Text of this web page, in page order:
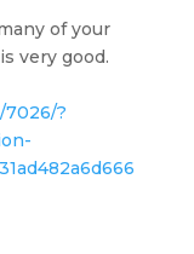
of your
very good.
7026/?